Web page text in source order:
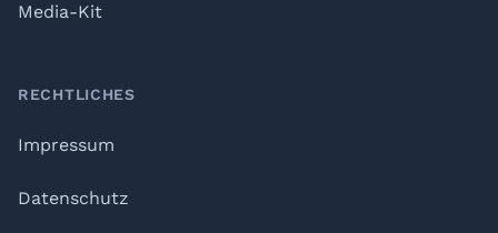
Media-Kit
RECHTLICHES
Impressum
Datenschutz